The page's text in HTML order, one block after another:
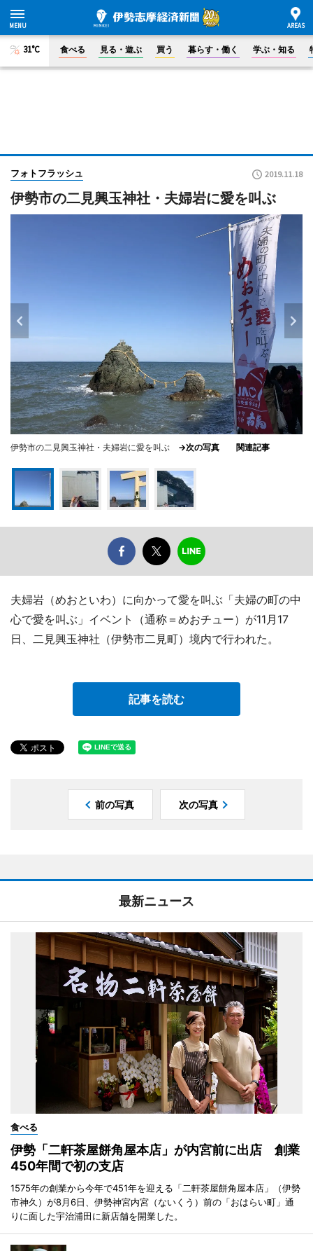
31°C 食べる 見る・遊ぶ 買う 暮らす・働く 学ぶ・知る
フォトフラッシュ 2019.11.18
伊勢市の二見興玉神社・夫婦岩に愛を叫ぶ
伊勢市の二見興玉神社・夫婦岩に愛を叫ぶ →次の写真 関連記事
夫婦岩（めおといわ）に向かって愛を叫ぶ「夫婦の町の中
心で愛を叫ぶ」イベント（通称＝めおチュー）が11月17
日、二見興玉神社（伊勢市二見町）境内で行われた。
記事を読む
前の写真 次の写真
最新ニュース
食べる
伊勢「二軒茶屋餅角屋本店」が内宮前に出店 創業
450年間で初の支店
1575年の創業から今年で451年を迎える「二軒茶屋餅角屋本店」（伊勢
市神久）が8月6日、伊勢神宮内宮（ないくう）前の「おはらい町」通
りに面した宇治浦田に新店舗を開業した。